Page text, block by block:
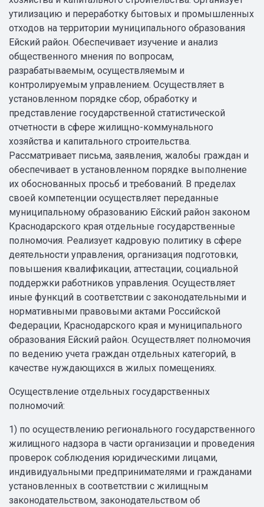
утилизацию и переработку бытовых и промышленных
отходов на территории муниципального образования
Ейский район. Обеспечивает изучение и анализ
общественного мнения по вопросам,
разрабатываемым, осуществляемым и
контролируемым управлением. Осуществляет в
установленном порядке сбор, обработку и
представление государственной статистической
отчетности в сфере жилищно-коммунального
хозяйства и капитального строительства.
Рассматривает письма, заявления, жалобы граждан и
обеспечивает в установленном порядке выполнение
их обоснованных просьб и требований. В пределах
своей компетенции осуществляет переданные
муниципальному образованию Ейский район законом
Краснодарского края отдельные государственные
полномочия. Реализует кадровую политику в сфере
деятельности управления, организация подготовки,
повышения квалификации, аттестации, социальной
поддержки работников управления. Осуществляет
иные функций в соответствии с законодательными и
нормативными правовыми актами Российской
Федерации, Краснодарского края и муниципального
образования Ейский район. Осуществляет полномочия
по ведению учета граждан отдельных категорий, в
качестве нуждающихся в жилых помещениях.
Осуществление отдельных государственных
полномочий:
1) по осуществлению регионального государственного
жилищного надзора в части организации и проведения
проверок соблюдения юридическими лицами,
индивидуальными предпринимателями и гражданами
установленных в соответствии с жилищным
законодательством, законодательством об